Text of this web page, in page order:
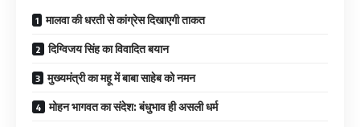
मालवा की धरती से कांग्रेस दिखाएगी ताकत
दिग्विजय सिंह का विवादित बयान
मुख्यमंत्री का महू में बाबा साहेब को नमन
मोहन भागवत का संदेश: बंधुभाव ही असली धर्म